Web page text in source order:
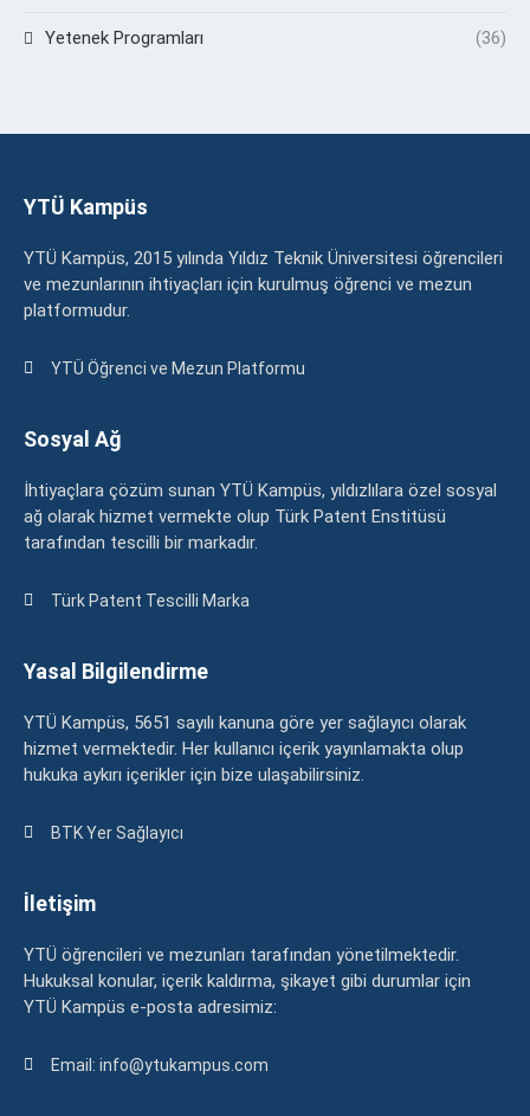
Yetenek Programları (36)
YTÜ Kampüs
YTÜ Kampüs, 2015 yılında Yıldız Teknik Üniversitesi öğrencileri
ve mezunlarının ihtiyaçları için kurulmuş öğrenci ve mezun
platformudur.
YTÜ Öğrenci ve Mezun Platformu
Sosyal Ağ
İhtiyaçlara çözüm sunan YTÜ Kampüs, yıldızlılara özel sosyal
ağ olarak hizmet vermekte olup Türk Patent Enstitüsü
tarafından tescilli bir markadır.
Türk Patent Tescilli Marka
Yasal Bilgilendirme
YTÜ Kampüs, 5651 sayılı kanuna göre yer sağlayıcı olarak
hizmet vermektedir. Her kullanıcı içerik yayınlamakta olup
hukuka aykırı içerikler için bize ulaşabilirsiniz.
BTK Yer Sağlayıcı
İletişim
YTÜ öğrencileri ve mezunları tarafından yönetilmektedir.
Hukuksal konular, içerik kaldırma, şikayet gibi durumlar için
YTÜ Kampüs e-posta adresimiz:
Email: info@ytukampus.com